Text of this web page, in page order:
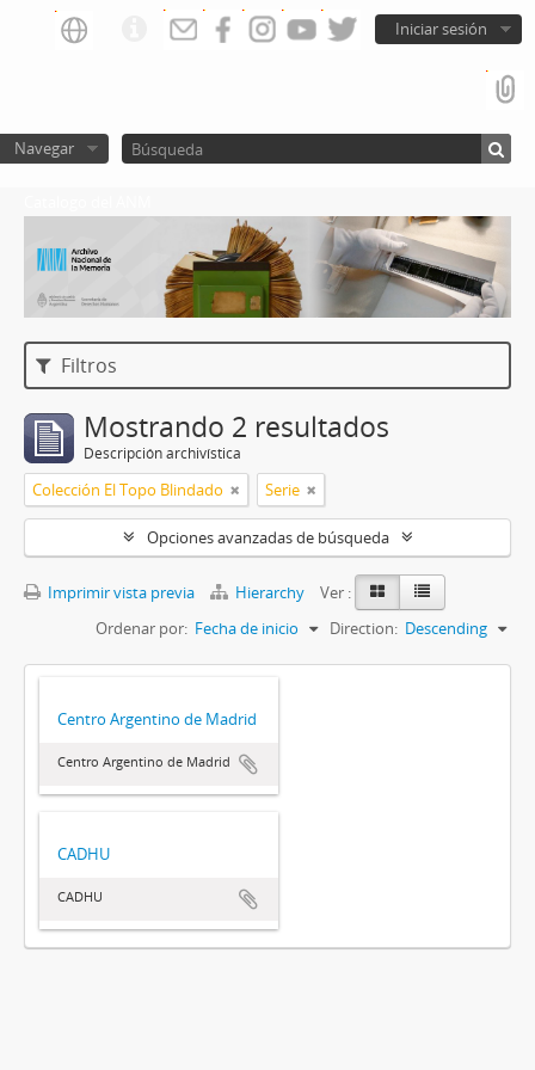
Iniciar sesión
Navegar
Filtros
Mostrando 2 resultados
Descripción archivística
Colección El Topo Blindado Serie
Opciones avanzadas de búsqueda
Imprimir vista previa Hierarchy
Ver :
Ordenar por: Fecha de inicio Direction: Descending
Centro Argentino de Madrid
Centro Argentino de Madrid
CADHU
CADHU